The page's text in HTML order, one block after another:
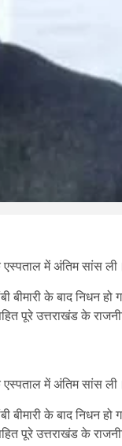
में अंतिम सांस ली।
के बाद निधन हो
पूरे उत्तराखंड के
में अंतिम सांस ली।
के बाद निधन हो
पूरे उत्तराखंड के